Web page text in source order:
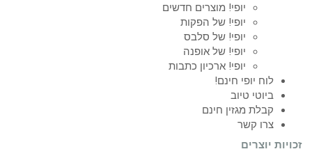
יופי! מוצרים חדשים
יופי! של הפקות
יופי! של סלבס
יופי! של אופנה
יופי! ארכיון כתבות
לוח יופי חינם!
ביוטי טיוב
קבלת מגזין חינם
צרו קשר
זכויות יוצרים